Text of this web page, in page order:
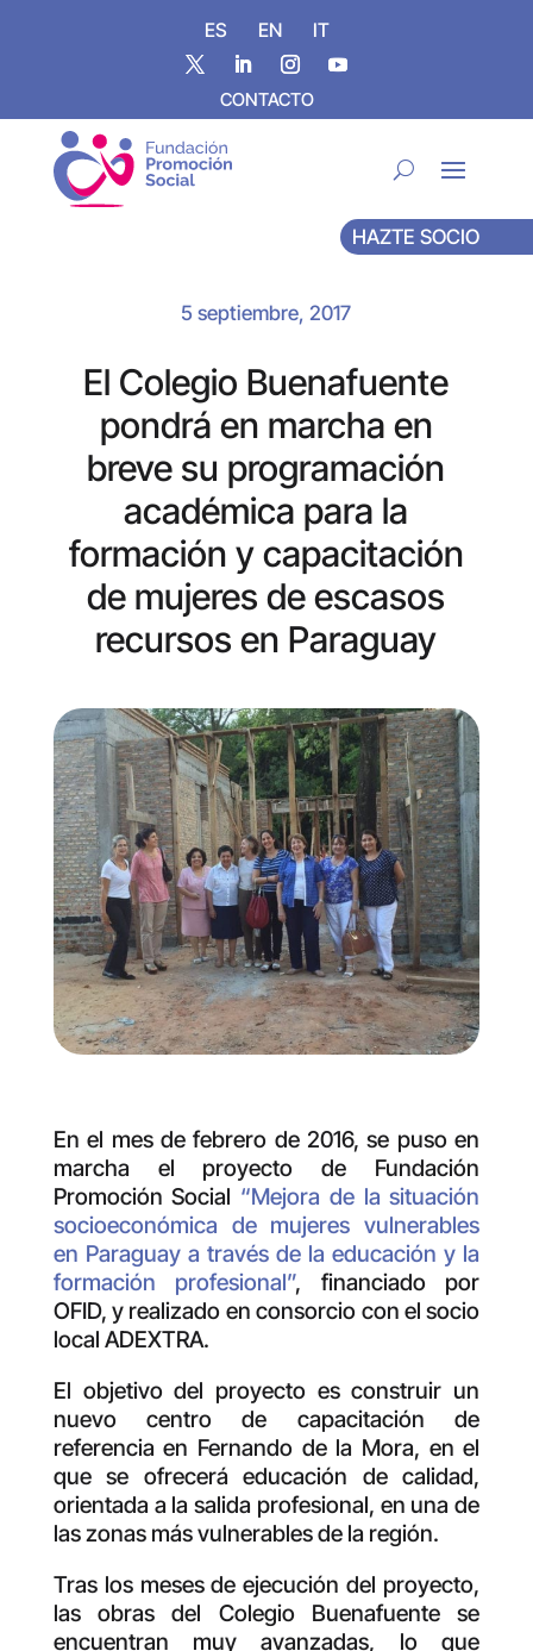
ES EN IT
CONTACTO
HAZTE SOCIO
5 septiembre, 2017
El Colegio Buenafuente
pondrá en marcha en
breve su programación
académica para la
formación y capacitación
de mujeres de escasos
recursos en Paraguay
En el mes de febrero de 2016, se puso en
marcha el proyecto de Fundación
Promoción Social “Mejora de la situación
socioeconómica de mujeres vulnerables
en Paraguay a través de la educación y la
formación profesional”, financiado por
OFID, y realizado en consorcio con el socio
local ADEXTRA.
El objetivo del proyecto es construir un
nuevo centro de capacitación de
referencia en Fernando de la Mora, en el
que se ofrecerá educación de calidad,
orientada a la salida profesional, en una de
las zonas más vulnerables de la región.
Tras los meses de ejecución del proyecto,
las obras del Colegio Buenafuente se
encuentran muy avanzadas, lo que